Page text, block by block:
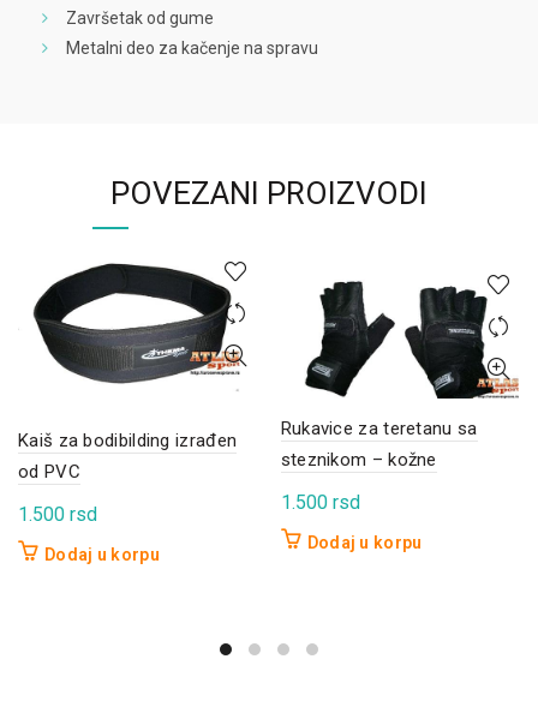
Završetak od gume
Metalni deo za kačenje na spravu
POVEZANI PROIZVODI
Kaiš za bodibilding izrađen
od PVC
1.500 rsd
Dodaj u korpu
Rukavice za teretanu sa
steznikom – kožne
1.500 rsd
Dodaj u korpu